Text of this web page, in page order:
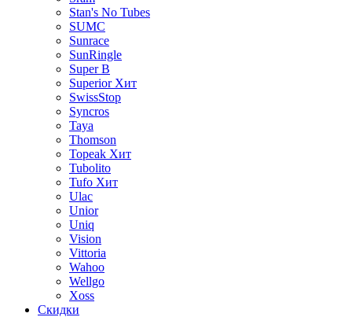
Stan's No Tubes
SUMC
Sunrace
SunRingle
Super B
Superior Хит
SwissStop
Syncros
Taya
Thomson
Topeak Хит
Tubolito
Tufo Хит
Ulac
Unior
Uniq
Vision
Vittoria
Wahoo
Wellgo
Xoss
Скидки